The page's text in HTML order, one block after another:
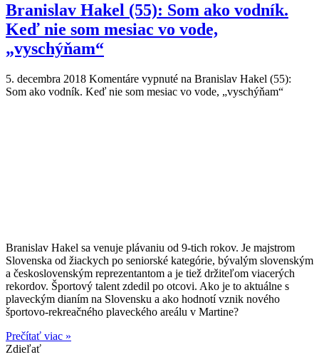
Branislav Hakel (55): Som ako vodník.
Keď nie som mesiac vo vode,
„vyschýňam“
5. decembra 2018 Komentáre vypnuté na Branislav Hakel (55):
Som ako vodník. Keď nie som mesiac vo vode, „vyschýňam“
Branislav Hakel sa venuje plávaniu od 9-tich rokov. Je majstrom
Slovenska od žiackych po seniorské kategórie, bývalým slovenským
a československým reprezentantom a je tiež držiteľom viacerých
rekordov. Športový talent zdedil po otcovi. Ako je to aktuálne s
plaveckým dianím na Slovensku a ako hodnotí vznik nového
športovo-rekreačného plaveckého areálu v Martine?
Prečítať viac »
Zdieľať